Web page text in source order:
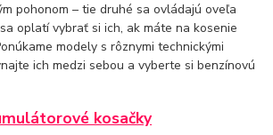
pohonom – tie druhé sa ovládajú oveľa
oplatí vybrať si ich, ak máte na kosenie
modely s rôznymi technickými
ich medzi sebou a vyberte si benzínovú
kosačky